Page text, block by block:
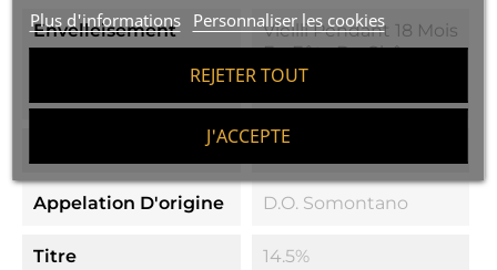
Plus d'informations Personnaliser les cookies
REJETER TOUT
J'ACCEPTE
Envelleisement
Vieilli Pendant 18 Mois
En Fûts De Chêne
Américain Et 18 Mois
30 €/l
Appelation D'origine D.O. Somontano
Titre 14.5%